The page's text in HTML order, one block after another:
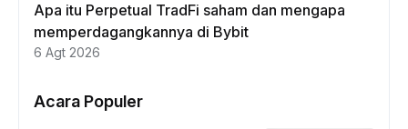
Apa itu Perpetual TradFi saham dan mengapa
memperdagangkannya di Bybit
6 Agt 2026
Acara Populer